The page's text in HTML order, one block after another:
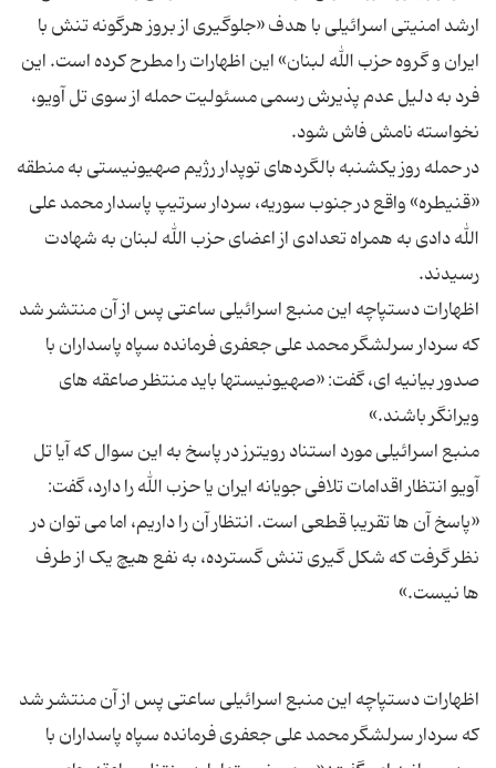
ارشد امنیتی اسرائیلی با هدف «جلوگیری از بروز هرگونه تنش با
ایران و گروه حزب الله لبنان» این اظهارات را مطرح کرده است. این
فرد به دلیل عدم پذیرش رسمی مسئولیت حمله از سوی تل آویو،
در حمله روز یکشنبه بالگردهای توپدار رژیم صهیونیستی به منطقه
«قنیطره» واقع در جنوب سوریه، سردار سرتیپ پاسدار محمد علی
الله دادی به همراه تعدادی از اعضای حزب الله لبنان به شهادت
اظهارات دستپاچه این منبع اسرائیلی ساعتی پس از آن منتشر شد
که سردار سرلشگر محمد علی جعفری فرمانده سپاه پاسداران با
صدور بیانیه ای، گفت: «صهیونیستها باید منتظر صاعقه های
منبع اسرائیلی مورد استناد رویترز در پاسخ به این سوال که آیا تل
آویو انتظار اقدامات تلافی جویانه ایران یا حزب الله را دارد، گفت:
«پاسخ آن ها تقریبا قطعی است. انتظار آن را داریم، اما می توان در
نظر گرفت که شکل گیری تنش گسترده، به نفع هیچ یک از طرف
اظهارات دستپاچه این منبع اسرائیلی ساعتی پس از آن منتشر شد
که سردار سرلشگر محمد علی جعفری فرمانده سپاه پاسداران با